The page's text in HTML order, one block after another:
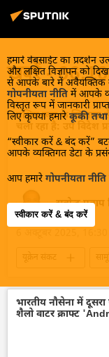
हमारे वेबसाईट का प्रदर्शन
और लक्षित विज्ञापन को
से आपके बारे में अवैयक्तिक
गोपनीयता नीति में आपके
विस्तृत रूप में जानकारी
लिए कृपया हमारे कूकी तथा
“स्वीकार करें & बंद करें”
आपके व्यक्तिगत डेटा के
आप हमारे गोपनीयता नीति
स्वीकार करें & बंद करें
खबरें -
पश्चिम रूस के खिलाफ
चला रहा है: उप विदेश
सत्येन्द्र
यूक्रेन संकट
सैन्य तकनीकी सहयोग
भारतीय नौसेना में
शैलो वाटर क्राफ्ट